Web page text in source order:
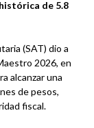
de 5.8
(SAT) dio a
2026, en
alcanzar una
de pesos,
fiscal.